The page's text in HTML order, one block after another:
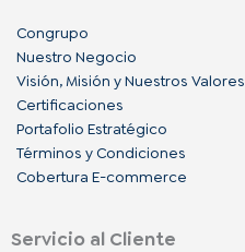
Congrupo
Nuestro Negocio
Visión, Misión y Nuestros Valores
Certificaciones
Portafolio Estratégico
Términos y Condiciones
Cobertura E-commerce
Servicio al Cliente